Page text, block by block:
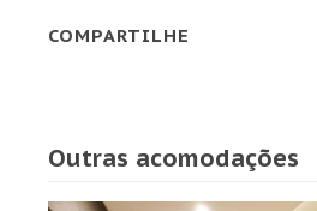
COMPARTILHE
Outras acomodações